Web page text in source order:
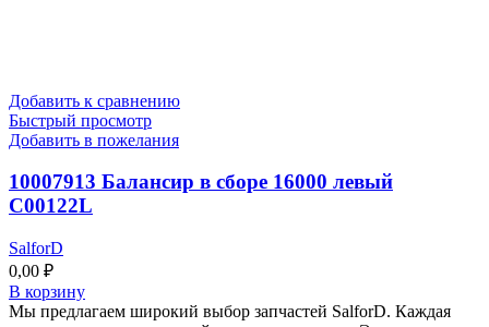
Добавить к сравнению
Быстрый просмотр
Добавить в пожелания
10007913 Балансир в сборе 16000 левый
C00122L
SalforD
0,00 ₽
В корзину
Мы предлагаем широкий выбор запчастей SalforD. Каждая